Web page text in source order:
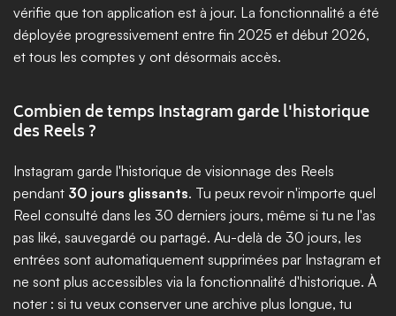
vérifie que ton application est à jour. La fonctionnalité a été
déployée progressivement entre fin 2025 et début 2026,
et tous les comptes y ont désormais accès.
Combien de temps Instagram garde l'historique
des Reels ?
Instagram garde l'historique de visionnage des Reels
pendant 30 jours glissants. Tu peux revoir n'importe quel
Reel consulté dans les 30 derniers jours, même si tu ne l'as
pas liké, sauvegardé ou partagé. Au-delà de 30 jours, les
entrées sont automatiquement supprimées par Instagram et
ne sont plus accessibles via la fonctionnalité d'historique. À
noter : si tu veux conserver une archive plus longue, tu